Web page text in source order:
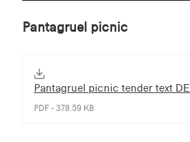
Pantagruel picnic
Pantagruel picnic tender text DE
PDF - 378.59 KB